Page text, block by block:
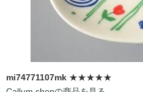
mi74771107mk ★★★★★